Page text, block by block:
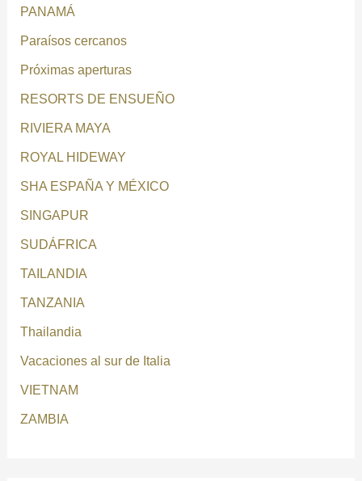
PANAMÁ
Paraísos cercanos
Próximas aperturas
RESORTS DE ENSUEÑO
RIVIERA MAYA
ROYAL HIDEWAY
SHA ESPAÑA Y MÉXICO
SINGAPUR
SUDÁFRICA
TAILANDIA
TANZANIA
Thailandia
Vacaciones al sur de Italia
VIETNAM
ZAMBIA